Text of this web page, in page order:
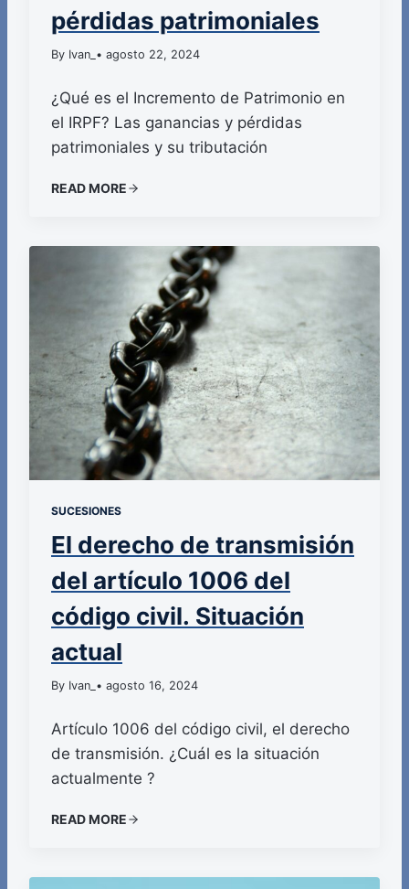
pérdidas patrimoniales
By Ivan_ • agosto 22, 2024
¿Qué es el Incremento de Patrimonio en
el IRPF? Las ganancias y pérdidas
patrimoniales y su tributación
READ MORE
SUCESIONES
El derecho de transmisión
del artículo 1006 del
código civil. Situación
actual
By Ivan_ • agosto 16, 2024
Artículo 1006 del código civil, el derecho
de transmisión. ¿Cuál es la situación
actualmente ?
READ MORE